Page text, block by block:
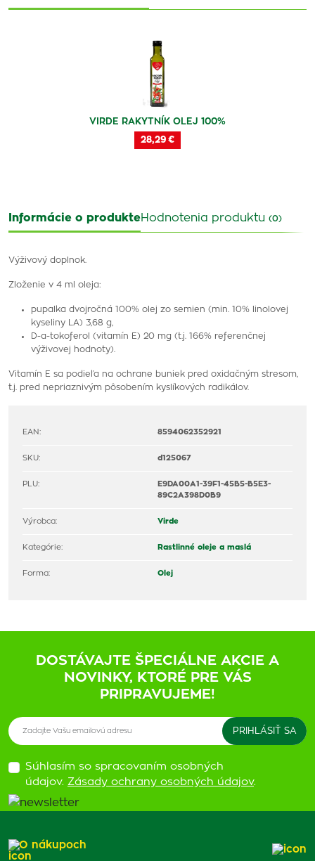
VIRDE RAKYTNÍK OLEJ 100%
28,29 €
Informácie o produkteHodnotenia produktu (0)
Výživový doplnok.
Zloženie v 4 ml oleja:
pupalka dvojročná 100% olej zo semien (min. 10% linolovej
kyseliny LA) 3,68 g,
D-α-tokoferol (vitamín E) 20 mg (t.j. 166% referenčnej
výživovej hodnoty).
Vitamín E sa podieľa na ochrane buniek pred oxidačným stresom,
t.j. pred nepriaznivým pôsobením kyslíkových radikálov.
EAN: 8594062352921
SKU: d125067
PLU:
E9DA00A1-39F1-45B5-B5E3-
89C2A398D0B9
Výrobca: Virde
Kategórie: Rastlinné oleje a maslá
Forma: Olej
DOSTÁVAJTE ŠPECIÁLNE AKCIE A
NOVINKY, KTORÉ PRE VÁS
PRIPRAVUJEME!
Súhlasím so spracovaním osobných
údajov. Zásady ochrany osobných údajov.
O nákupoch